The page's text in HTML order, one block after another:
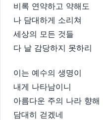
비록 연약하고 약해도
나 담대하게 소리쳐
세상의 모든 것들
다 날 감당하지 못하리
이는 예수의 생명이
내게 나타남이니
아름다운 주의 나라 향해
담대히 걷겠네